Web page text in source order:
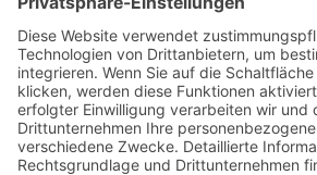
Bezahlmöglichkeiten
Paypal Kreditkarte
Versand
kostenloser Versand ab 30 €